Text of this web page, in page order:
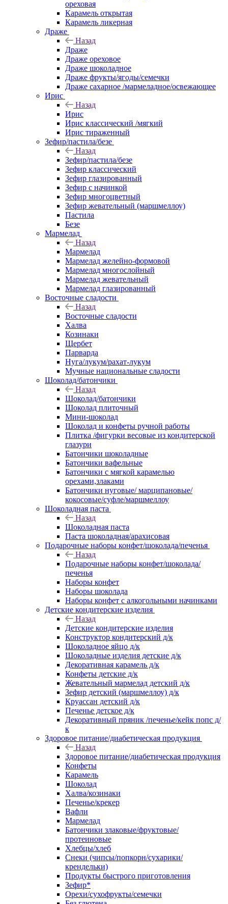
ореховая
Карамель открытая
Карамель ликерная
Драже
Назад
Драже
Драже ореховое
Драже шоколадное
Драже фрукты/ягоды/семечки
Драже сахарное /мармеладное/освежающее
Ирис
Назад
Ирис
Ирис классический /мягкий
Ирис тираженный
Зефир/пастила/безе
Назад
Зефир/пастила/безе
Зефир классический
Зефир глазированный
Зефир с начинкой
Зефир многоцветный
Зефир жевательный (маршмеллоу)
Пастила
Безе
Мармелад
Назад
Мармелад
Мармелад желейно-формовой
Мармелад многослойный
Мармелад жевательный
Мармелад глазированный
Восточные сладости
Назад
Восточные сладости
Халва
Козинаки
Щербет
Парварда
Нуга/лукум/рахат-лукум
Мучные национальные сладости
Шоколад/батончики
Назад
Шоколад/батончики
Шоколад плиточный
Мини-шоколад
Шоколад и конфеты ручной работы
Плитка /фигурки весовые из кондитерской
глазури
Батончики шоколадные
Батончики вафельные
Батончики с мягкой карамелью
орехами,злаками
Батончики нуговые/ марципановые/
кокосовые/суфле/маршмеллоу
Шоколадная паста
Назад
Шоколадная паста
Паста шоколадная/арахисовая
Подарочные наборы конфет/шоколада/печенья
Назад
Подарочные наборы конфет/шоколада/
печенья
Наборы конфет
Наборы шоколада
Наборы конфет с алкогольными начинками
Детские кондитерские изделия
Назад
Детские кондитерские изделия
Конструктор кондитерский д/к
Шоколадное яйцо д/к
Шоколадные изделия детские д/к
Декоративная карамель д/к
Конфеты детские д/к
Жевательный мармелад детский д/к
Зефир детский (маршмеллоу) д/к
Круассан детский д/к
Печенье детское д/к
Декоративный пряник /печенье/кейк попс д/
к
Здоровое питание/диабетическая продукция
Назад
Здоровое питание/диабетическая продукция
Конфеты
Карамель
Шоколад
Халва/козинаки
Печенье/крекер
Вафли
Мармелад
Батончики злаковые/фруктовые/
протеиновые
Хлебцы/хлеб
Снеки (чипсы/попкорн/сухарики/
крендельки)
Продукты быстрого приготовления
Зефир*
Орехи/сухофрукты/семечки